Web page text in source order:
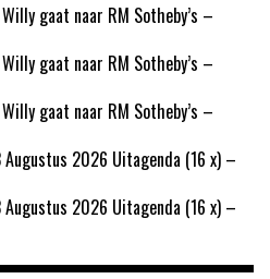
gaat naar RM Sotheby’s –
gaat naar RM Sotheby’s –
gaat naar RM Sotheby’s –
2026 Uitagenda (16 x) –
2026 Uitagenda (16 x) –